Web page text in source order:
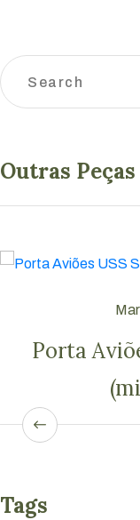
Outras Peças
Retrato
Tags